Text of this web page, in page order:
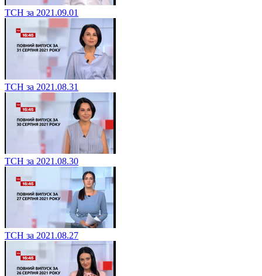
ТСН за 2021.09.01
ТСН за 2021.08.31
ТСН за 2021.08.30
ТСН за 2021.08.27